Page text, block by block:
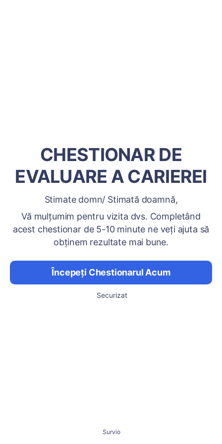
CHESTIONAR DE
EVALUARE A CARIEREI
Stimate domn/ Stimată doamnă,
Vă mulțumim pentru vizita dvs. Completând
acest chestionar de 5-10 minute ne veți ajuta să
obținem rezultate mai bune.
Începeți Chestionarul Acum
Securizat
Survio